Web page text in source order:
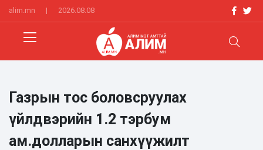
alim.mn | 2026.08.08
Газрын тос боловсруулах
үйлдвэрийн 1.2 тэрбум
ам.долларын санхүүжилт